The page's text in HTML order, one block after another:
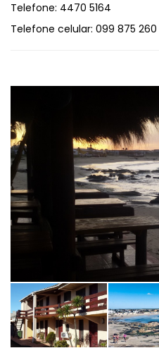
Telefone: 4470 5164
Telefone celular: 099 875